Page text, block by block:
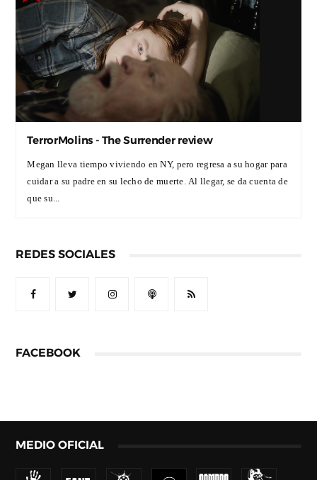
TerrorMolins - The Surrender review
Megan lleva tiempo viviendo en NY, pero regresa a su hogar para
cuidar a su padre en su lecho de muerte. Al llegar, se da cuenta de
que su...
REDES SOCIALES
FACEBOOK
MEDIO OFICIAL